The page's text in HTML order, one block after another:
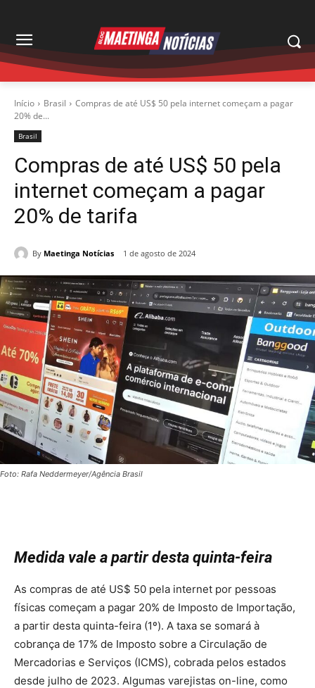
Início Brasil
Compras de até US$ 50 pela internet começam a pagar
20% de...
Brasil
Compras de até US$ 50 pela
internet começam a pagar
20% de tarifa
By Maetinga Notícias 1 de agosto de 2024
Foto: Rafa Neddermeyer/Agência Brasil
Medida vale a partir desta quinta-feira
As compras de até US$ 50 pela internet por pessoas
físicas começam a pagar 20% de Imposto de Importação,
a partir desta quinta-feira (1º). A taxa se somará à
cobrança de 17% de Imposto sobre a Circulação de
Mercadorias e Serviços (ICMS), cobrada pelos estados
desde julho de 2023. Algumas varejistas on-line, como